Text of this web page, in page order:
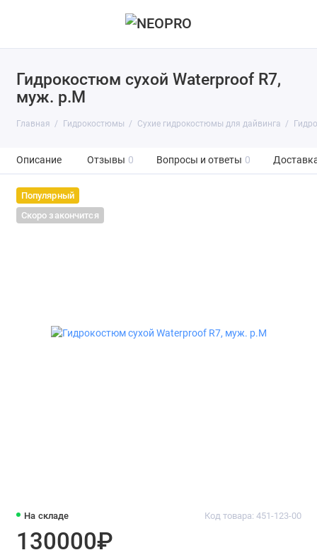
Гидрокостюм сухой Waterproof R7,
муж. р.M
Главная Гидрокостюмы Сухие гидрокостюмы для дайвинга
Описание Отзывы 0 Вопросы и ответы 0
Популярный
Скоро закончится
На складе Код товара: 451-123-00
130000₽